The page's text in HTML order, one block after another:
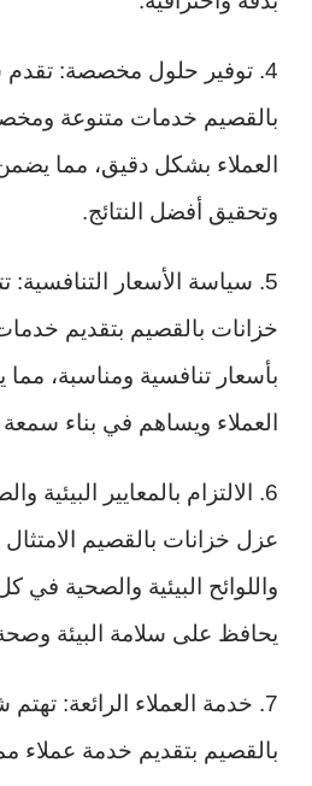
4. توفير حلول مخصصة:
بالقصيم خدمات متنوعة
العملاء بشكل دقيق، مما
وتحقيق أفضل النتائج.
5. سياسة الأسعار
خزانات بالقصيم بتقديم
بأسعار تنافسية ومناسبة،
العملاء ويساهم في بناء
6. الالتزام بالمعايير
عزل خزانات بالقصيم الامتثال
واللوائح البيئية والصحية في
يحافظ على سلامة البيئة وصحة
7. خدمة العملاء الرائعة:
بالقصيم بتقديم خدمة عملاء